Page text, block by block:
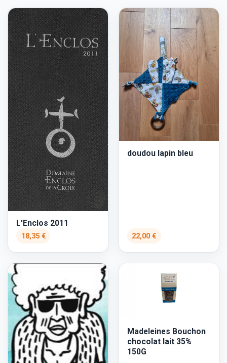
L'Enclos 2011
18,35 €
doudou lapin bleu
22,00 €
Madeleines Bouchon
chocolat lait 35%
150G